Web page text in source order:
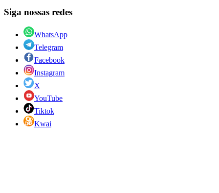
Siga nossas redes
WhatsApp
Telegram
Facebook
Instagram
X
YouTube
Tiktok
Kwai